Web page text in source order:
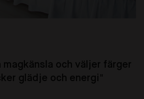
magkänsla och väljer färger
glädje och energi